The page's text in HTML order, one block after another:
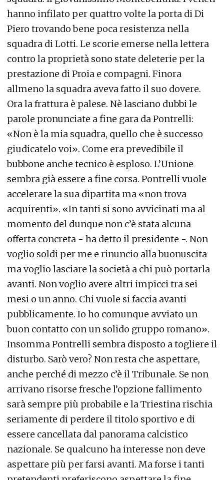
hanno infilato per quattro volte la porta di Di
Piero trovando bene poca resistenza nella
squadra di Lotti. Le scorie emerse nella lettera
contro la proprietà sono state deleterie per la
prestazione di Proia e compagni. Finora
allmeno la squadra aveva fatto il suo dovere.
Ora la frattura è palese. Nè lasciano dubbi le
parole pronunciate a fine gara da Pontrelli:
«Non è la mia squadra, quello che è successo
giudicatelo voi». Come era prevedibile il
bubbone anche tecnico è esploso. L’Unione
sembra già essere a fine corsa. Pontrelli vuole
accelerare la sua dipartita ma «non trova
acquirenti». «In tanti si sono avvicinati ma al
momento del dunque non c’è stata alcuna
offerta concreta - ha detto il presidente -. Non
voglio soldi per me e rinuncio alla buonuscita
ma voglio lasciare la società a chi può portarla
avanti. Non voglio avere altri impicci tra sei
mesi o un anno. Chi vuole si faccia avanti
pubblicamente. Io ho comunque avviato un
buon contatto con un solido gruppo romano».
Insomma Pontrelli sembra disposto a togliere il
disturbo. Sarò vero? Non resta che aspettare,
anche perché di mezzo c’è il Tribunale. Se non
arrivano risorse fresche l’opzione fallimento
sarà sempre più probabile e la Triestina rischia
seriamente di perdere il titolo sportivo e di
essere cancellata dal panorama calcistico
nazionale. Se qualcuno ha interesse non deve
aspettare più per farsi avanti. Ma forse i tanti